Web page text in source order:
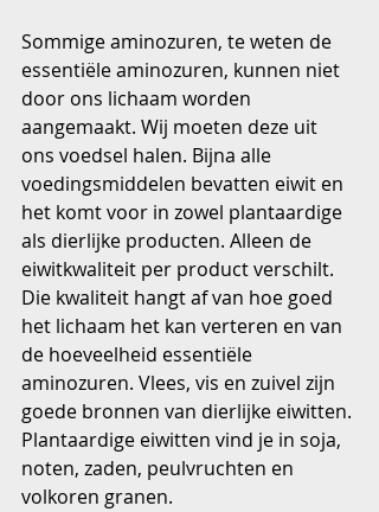
Sommige aminozuren, te weten de
essentiële aminozuren, kunnen niet
door ons lichaam worden
aangemaakt. Wij moeten deze uit
ons voedsel halen. Bijna alle
voedingsmiddelen bevatten eiwit en
het komt voor in zowel plantaardige
als dierlijke producten. Alleen de
eiwitkwaliteit per product verschilt.
Die kwaliteit hangt af van hoe goed
het lichaam het kan verteren en van
de hoeveelheid essentiële
aminozuren. Vlees, vis en zuivel zijn
goede bronnen van dierlijke eiwitten.
Plantaardige eiwitten vind je in soja,
noten, zaden, peulvruchten en
volkoren granen.